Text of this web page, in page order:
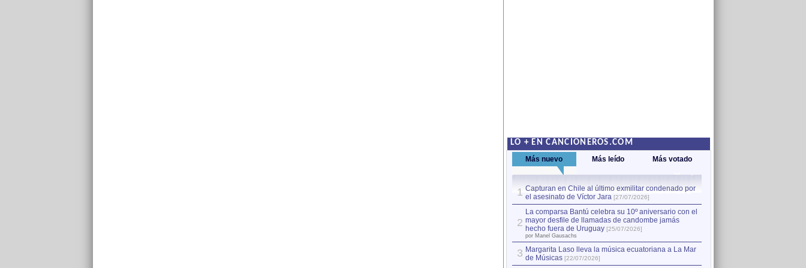
LO + EN CANCIONEROS.COM
Más nuevo Más leído Más votado
1 Capturan en Chile al último exmilitar condenado por
el asesinato de Víctor Jara [27/07/2026]
2
La comparsa Bantú celebra su 10º aniversario con el
mayor desfile de llamadas de candombe jamás
hecho fuera de Uruguay [25/07/2026]
por Manel Gausachs
3 Margarita Laso lleva la música ecuatoriana a La Mar
de Músicas [22/07/2026]